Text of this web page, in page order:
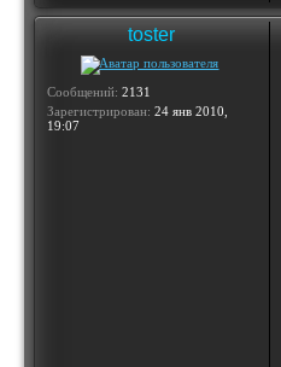
toster
Сообщений: 2131
Зарегистрирован: 24 янв 2010,
19:07